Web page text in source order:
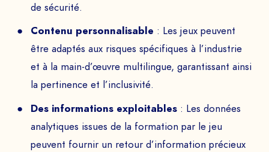
de sécurité.
Contenu personnalisable : Les jeux peuvent
être adaptés aux risques spécifiques à l’industrie
et à la main-d’œuvre multilingue, garantissant ainsi
la pertinence et l’inclusivité.
Des informations exploitables : Les données
analytiques issues de la formation par le jeu
peuvent fournir un retour d’information précieux